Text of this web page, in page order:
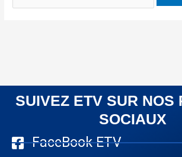
SUIVEZ ETV SUR NOS
SOCIAUX
FaceBook ETV